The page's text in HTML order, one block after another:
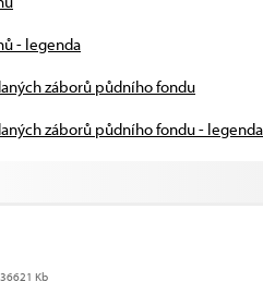
- legenda
záborů půdního fondu
záborů půdního fondu - legenda
Kb